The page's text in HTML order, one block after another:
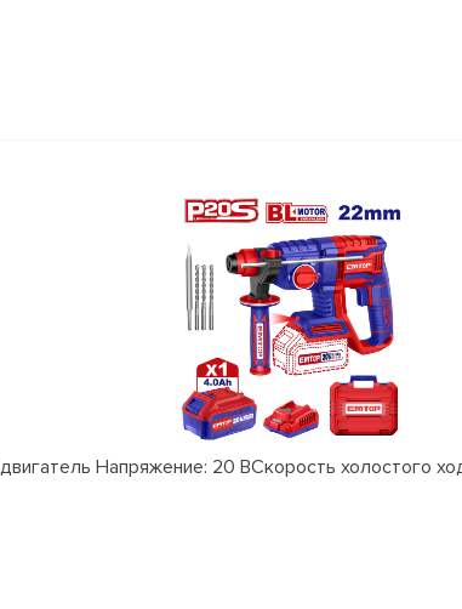
Напряжение: 20 ВСкорость холостого